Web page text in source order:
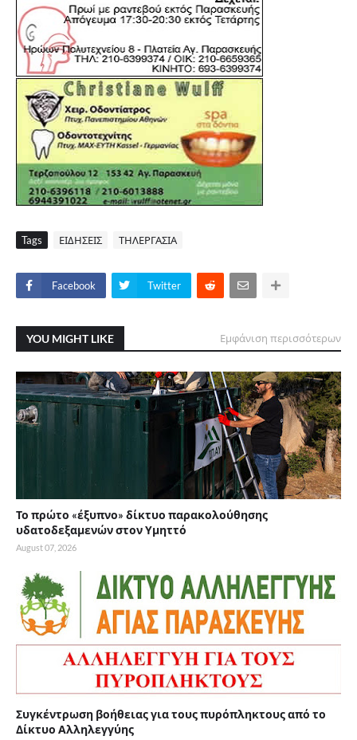
Tags ΕΙΔΗΣΕΙΣ ΤΗΛΕΡΓΑΣΙΑ
Facebook Twitter
YOU MIGHT LIKE Εμφάνιση περισσότερων
Το πρώτο «έξυπνο» δίκτυο παρακολούθησης
υδατοδεξαμενών στον Υμηττό
August 07, 2026
Συγκέντρωση βοήθειας για τους πυρόπληκτους από το
Δίκτυο Αλληλεγγύης